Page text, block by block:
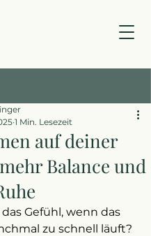
auf deiner
Balance und
1 Min. Lesezeit
Gefühl, wenn das
zu schnell läuft?